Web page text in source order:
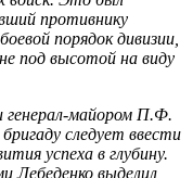
противнику
порядок дивизии,
под высотой на виду
генерал-майором П.Ф.
следует ввести
успеха в глубину.
Лебеденко выделил